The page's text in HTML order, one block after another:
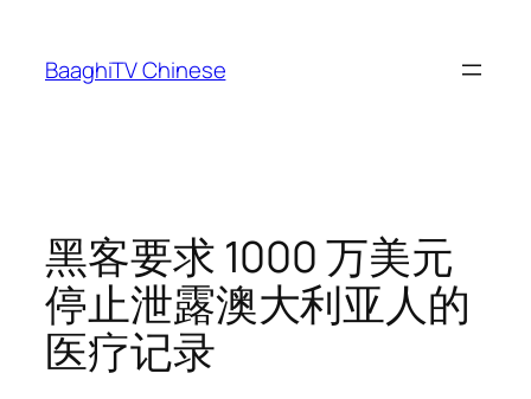
content
BaaghiTV Chinese
黑客要求 1000 万美元
停止泄露澳大利亚人的
医疗记录